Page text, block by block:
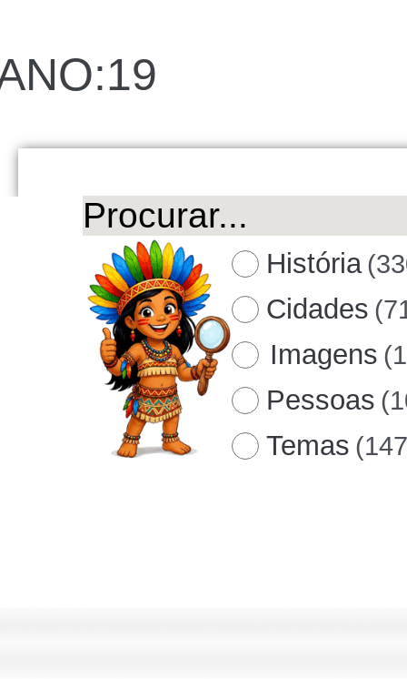
História
Cidades
Imagens
Pessoas
Temas